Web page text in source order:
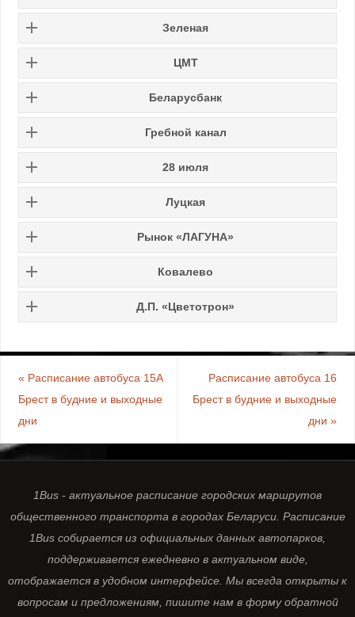
Зеленая
ЦМТ
Беларусбанк
Гребной канал
28 июля
Луцкая
Рынок «ЛАГУНА»
Ковалево
Д.П. «Цветотрон»
« Расписание автобуса 15A
Брест в будние и выходные
дни
Расписание автобуса 16
Брест в будние и выходные
дни»
1Bus - актуальное расписание городских маршрутов
общественного транспорта в городах Беларуси. Расписание
1Bus собирается из официальных данных автопарков,
поддерживается ежедневно в актуальном виде,
отображается в удобном интерфейсе. Мы всегда открыты к
вопросам и предложениям, пишите нам в форму обратной